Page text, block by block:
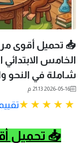
📥 تحميل أقوى
شاملة في النحو
2026-05-16 21:13 م
تقييم 5 من
📥 تحميل